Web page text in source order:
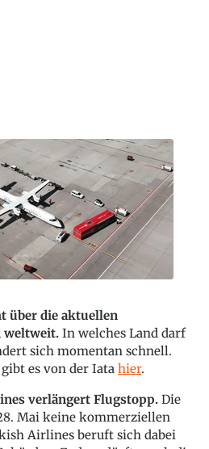
über die aktuellen
weltweit. In welches Land darf
sich momentan schnell.
es von der Iata hier.
verlängert Flugstopp. Die
Mai keine kommerziellen
Airlines beruft sich dabei